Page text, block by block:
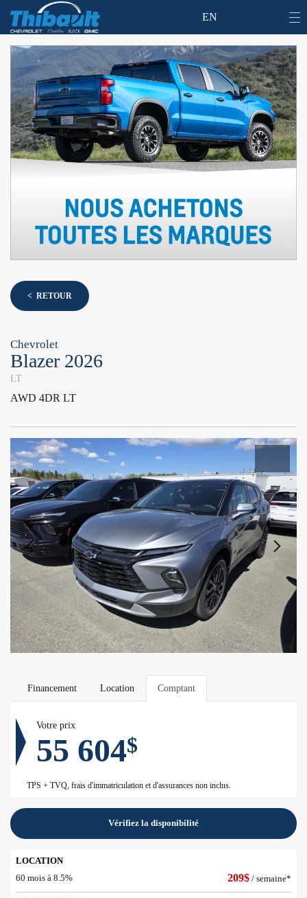
EN
< RETOUR
Chevrolet
Blazer 2026
LT
AWD 4DR LT
Financement Location Comptant
Votre prix
55 604$
TPS + TVQ, frais d'immatriculation et d'assurances non inclus.
Vérifiez la disponibilité
LOCATION
60 mois à 8.5%
209$ / semaine*